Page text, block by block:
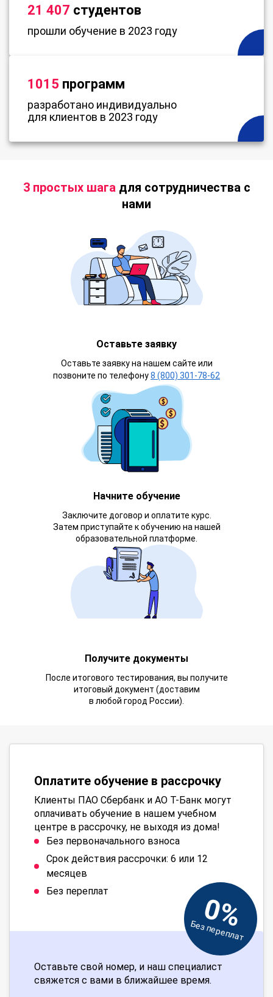
21 407 студентов
прошли обучение в 2023 году
1015 программ
разработано индивидуально
для клиентов в 2023 году
3 простых шагадля сотрудничества с
нами
Оставьте заявку
Оставьте заявку на нашем сайте или
позвоните по телефону8 (800) 301-78-62
Начните обучение
Заключите договор и оплатите курс.
Затем приступайте к обучению на нашей
образовательной платформе.
Получите документы
После итогового тестирования, вы получите
итоговый документ (доставим
в любой город России).
Оплатите обучение в рассрочку
Клиенты ПАО Сбербанк и АО Т-Банк могут
оплачивать обучение в нашем учебном
центре в рассрочку, не выходя из дома!
Без первоначального взноса
Срок действия рассрочки: 6 или 12
месяцев
Без переплат
0%
Без переплат
Оставьте свой номер, и наш специалист
свяжется с вами в ближайшее время.